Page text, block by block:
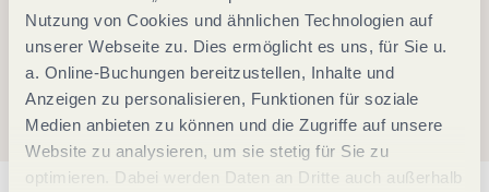
Nutzung von Cookies und ähnlichen Technologien auf
unserer Webseite zu. Dies ermöglicht es uns, für Sie u.
a. Online-Buchungen bereitzustellen, Inhalte und
Anzeigen zu personalisieren, Funktionen für soziale
Medien anbieten zu können und die Zugriffe auf unsere
Website zu analysieren, um sie stetig für Sie zu
optimieren. Dabei werden Daten an Dritte auch außerhalb